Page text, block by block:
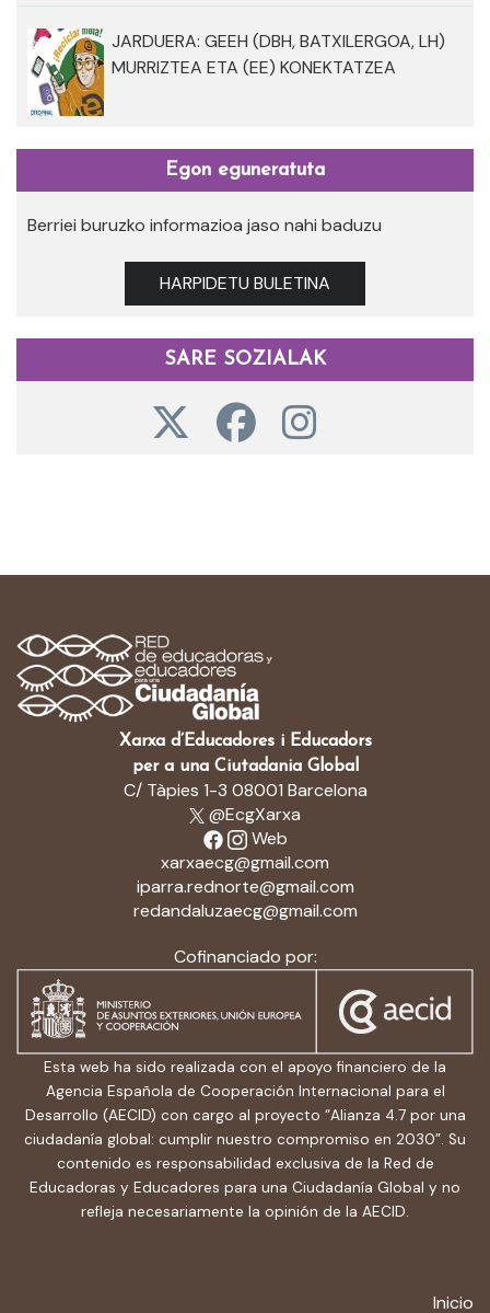
JARDUERA: GEEH (DBH, BATXILERGOA, LH)
MURRIZTEA ETA (EE) KONEKTATZEA
Egon eguneratuta
Berriei buruzko informazioa jaso nahi baduzu
HARPIDETU BULETINA
SARE SOZIALAK
Xarxa d’Educadores i Educadors
per a una Ciutadania Global
C/ Tàpies 1-3 08001 Barcelona
@EcgXarxa
Web
xarxaecg@gmail.com
iparra.rednorte@gmail.com
redandaluzaecg@gmail.com
Cofinanciado por:
Esta web ha sido realizada con el apoyo financiero de la
Agencia Española de Cooperación Internacional para el
Desarrollo (AECID) con cargo al proyecto “Alianza 4.7 por una
ciudadanía global: cumplir nuestro compromiso en 2030”. Su
contenido es responsabilidad exclusiva de la Red de
Educadoras y Educadores para una Ciudadanía Global y no
refleja necesariamente la opinión de la AECID.
Inicio